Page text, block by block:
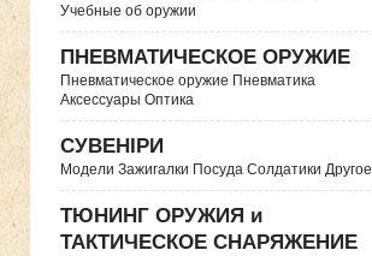
Учебные об оружии
ПНЕВМАТИЧЕСКОЕ ОРУЖИЕ
Пневматическое оружие Пневматика
Аксессуары Оптика
СУВЕНІРИ
Модели Зажигалки Посуда Солдатики Другое
ТЮНИНГ ОРУЖИЯ и
ТАКТИЧЕСКОЕ СНАРЯЖЕНИЕ